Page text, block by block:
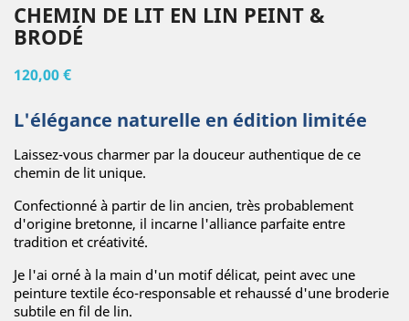
CHEMIN DE LIT EN LIN PEINT &
BRODÉ
120,00 €
L'élégance naturelle en édition limitée
Laissez-vous charmer par la douceur authentique de ce
chemin de lit unique.
Confectionné à partir de lin ancien, très probablement
d'origine bretonne, il incarne l'alliance parfaite entre
tradition et créativité.
Je l'ai orné à la main d'un motif délicat, peint avec une
peinture textile éco-responsable et rehaussé d'une broderie
subtile en fil de lin.